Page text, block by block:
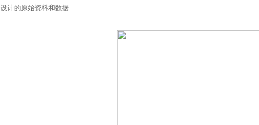
设计的原始资料和数据